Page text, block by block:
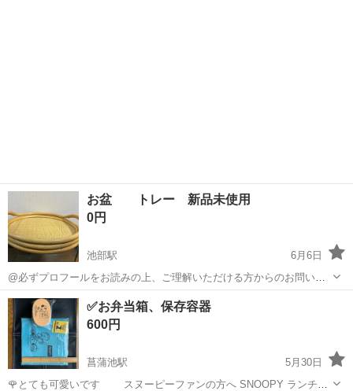
お盆 トレー 新品未使用
0円
池部駅
6月6日
@必ずプロフールをお読みの上、ご理解いただける方からのお問い合
わせお願いします。 竹（籐かも）のトレーです。新品未使用ですが、
箱はありません。 長らく自宅保管していました。それでも使いたい！
って方からのお問い合わせお待ち...
奈良 北葛城郡 池部駅 家庭用品
✅お弁当箱、保存容器
600円
菖蒲池駅
5月30日
🌹とても可愛いです スヌーピーファンの方へ SNOOPY ランチボ